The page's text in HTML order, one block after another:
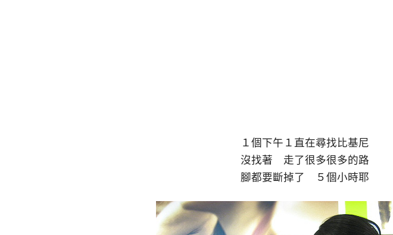
１個下午１直在尋找比基尼
沒找著 走了很多很多的路
腳都要斷掉了 ５個小時耶